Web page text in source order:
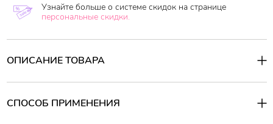
Узнайте больше о системе скидок на странице
персональные скидки.
ОПИСАНИЕ ТОВАРА
Шампунь не содержит силиконы и агрессивные моющие
очищает, не раздражая кожу головы. При регулярном
использовании шампунь снижает жирность кожи,
СПОСОБ ПРИМЕНЕНИЯ